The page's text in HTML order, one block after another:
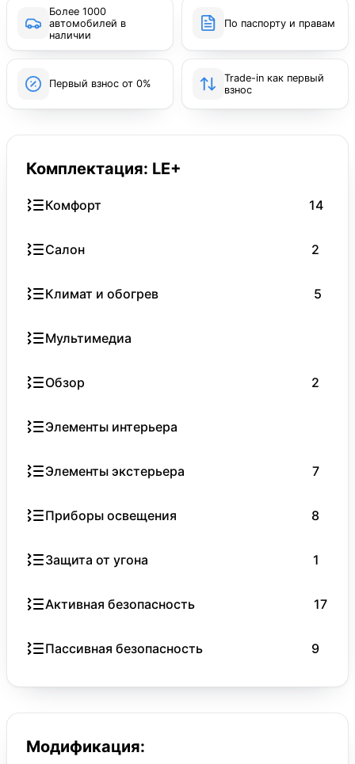
Более 1000
автомобилей в
наличии
По паспорту и правам
Первый взнос от 0%
Trade-in как первый
взнос
Комплектация: LE+
Комфорт 14
Салон 2
Климат и обогрев 5
Мультимедиа
Обзор 2
Элементы интерьера
Элементы экстерьера 7
Приборы освещения 8
Защита от угона 1
Активная безопасность 17
Пассивная безопасность 9
Модификация: